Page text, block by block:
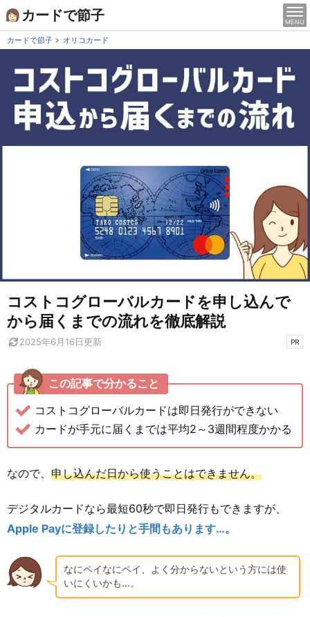
Skip
to
content
カードで節子 MENU
カードで節子 オリコカード
コストコグローバルカードを申し込んで
から届くまでの流れを徹底解説
2025年6月16日更新 PR
この記事で分かること
コストコグローバルカードは即日発行ができない
カードが手元に届くまでは平均2～3週間程度かかる
なので、 申し込んだ日から使うことはできません。
デジタルカードなら最短60秒で即日発行もできますが、
Apple Payに登録したりと手間もあります…。
なにペイなにペイ、よく分からないという方には使
いにくいかも…。